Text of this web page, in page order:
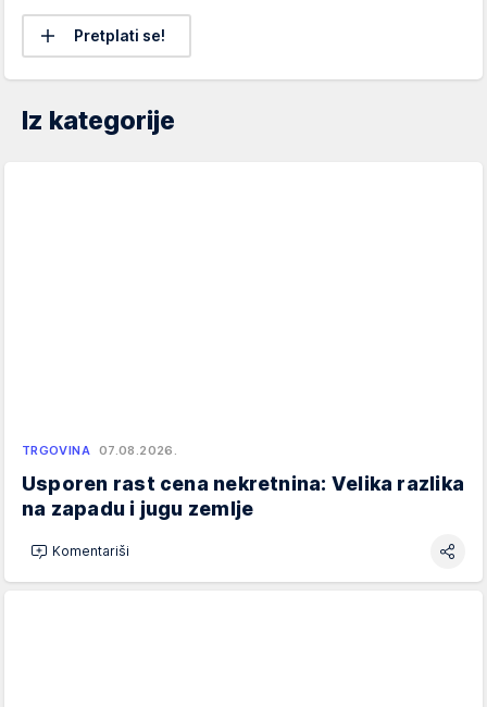
Pretplati se!
Iz kategorije
TRGOVINA 07.08.2026.
Usporen rast cena nekretnina: Velika razlika
na zapadu i jugu zemlje
Komentariši